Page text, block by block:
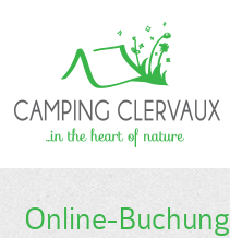
Online-Buchung